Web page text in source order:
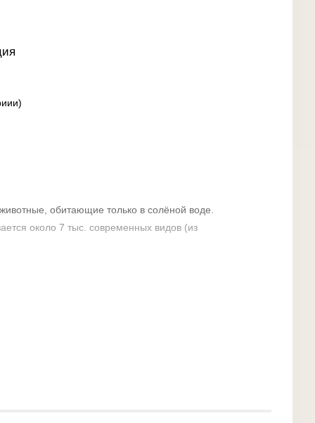
обитающие только в солёной воде.
около 7 тыс. современных видов (из